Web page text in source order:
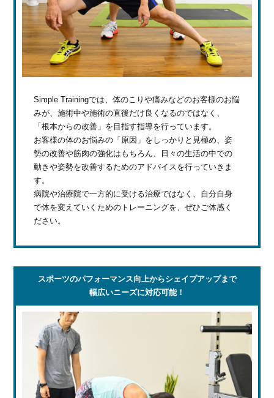
Simple Trainingでは、体のこりや痛みなどのお客様のお悩
みが、施術中や施術の直後だけ良くなるのではなく、
「根本からの改善」を目指す指導を行っています。
お客様の体のお悩みの「原因」をしっかりと見極め、姿
勢の改善や筋肉の強化はもちろん、日々の生活の中での
動きや姿勢を改善するためのアドバイスを行っていきま
す。
病院や治療院で一方的に受ける治療ではなく、自分自身
で体を変えていくためのトレーニングを、ぜひご体感く
ださい。
スポーツのパフォーマンス向上からシェイプアップまで
幅広いニーズに対応可能！